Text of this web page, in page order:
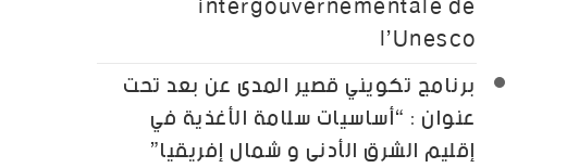
l’Unesco
برنامج تكويني قصير المدى عن بعد تحت
عنوان : “أساسيات سلامة الأغذية في
إقليم الشرق الأدنى و شمال إفريقيا”